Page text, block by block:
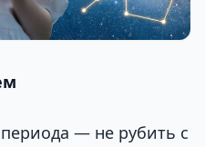
— не рубить с